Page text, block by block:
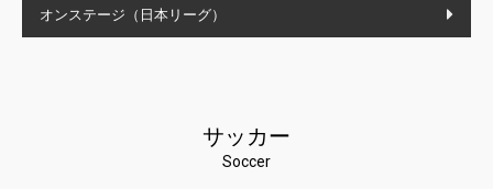
オンステージ（日本リーグ）
サッカー
Soccer